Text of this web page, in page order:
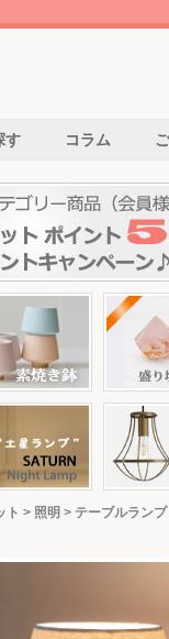
す コラム
ト > 照明 > テーブルランプ